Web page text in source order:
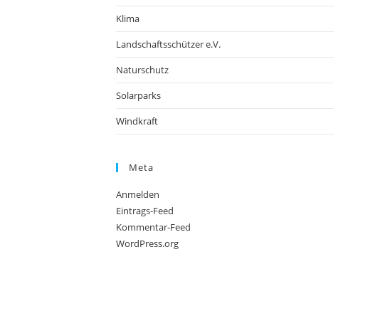
Klima
Landschaftsschützer e.V.
Naturschutz
Solarparks
Windkraft
Meta
Anmelden
Eintrags-Feed
Kommentar-Feed
WordPress.org